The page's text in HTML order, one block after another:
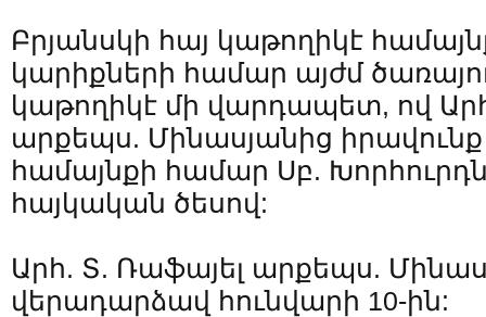
Բրյանսկի հայ կաթողիկէ
կարիքների համար այժմ
կաթողիկէ մի վարդապետ, ով
արքեպս. Մինասյանից
համայնքի համար Սբ.
հայկական ծեսով:
Արհ. Տ. Ռաֆայել արքեպս.
վերադարձավ հունվարի 10-ին: